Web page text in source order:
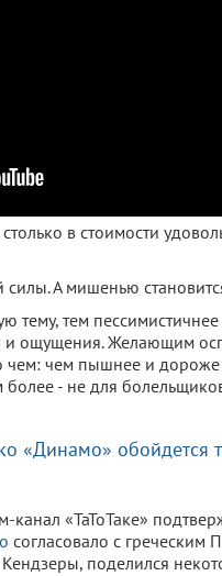
в стоимости
А мишенью
тему, тем
и ощущения. Желающим
чем: чем пышнее и
- не для
«Динамо» обойдется
канал «ТаТоТаке»
согласовало с
поделился